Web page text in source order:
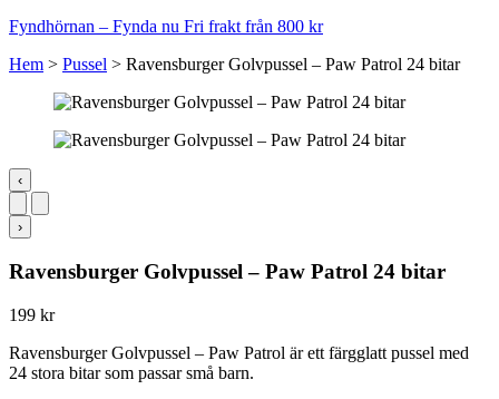
Fyndhörnan – Fynda nu Fri frakt från 800 kr
Hem > Pussel > Ravensburger Golvpussel – Paw Patrol 24 bitar
‹
›
Ravensburger Golvpussel – Paw Patrol 24 bitar
199 kr
Ravensburger Golvpussel – Paw Patrol är ett färgglatt pussel med
24 stora bitar som passar små barn.